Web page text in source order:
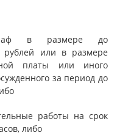
в размере до
рублей или в размере
платы или иного
за период до
работы на срок
либо